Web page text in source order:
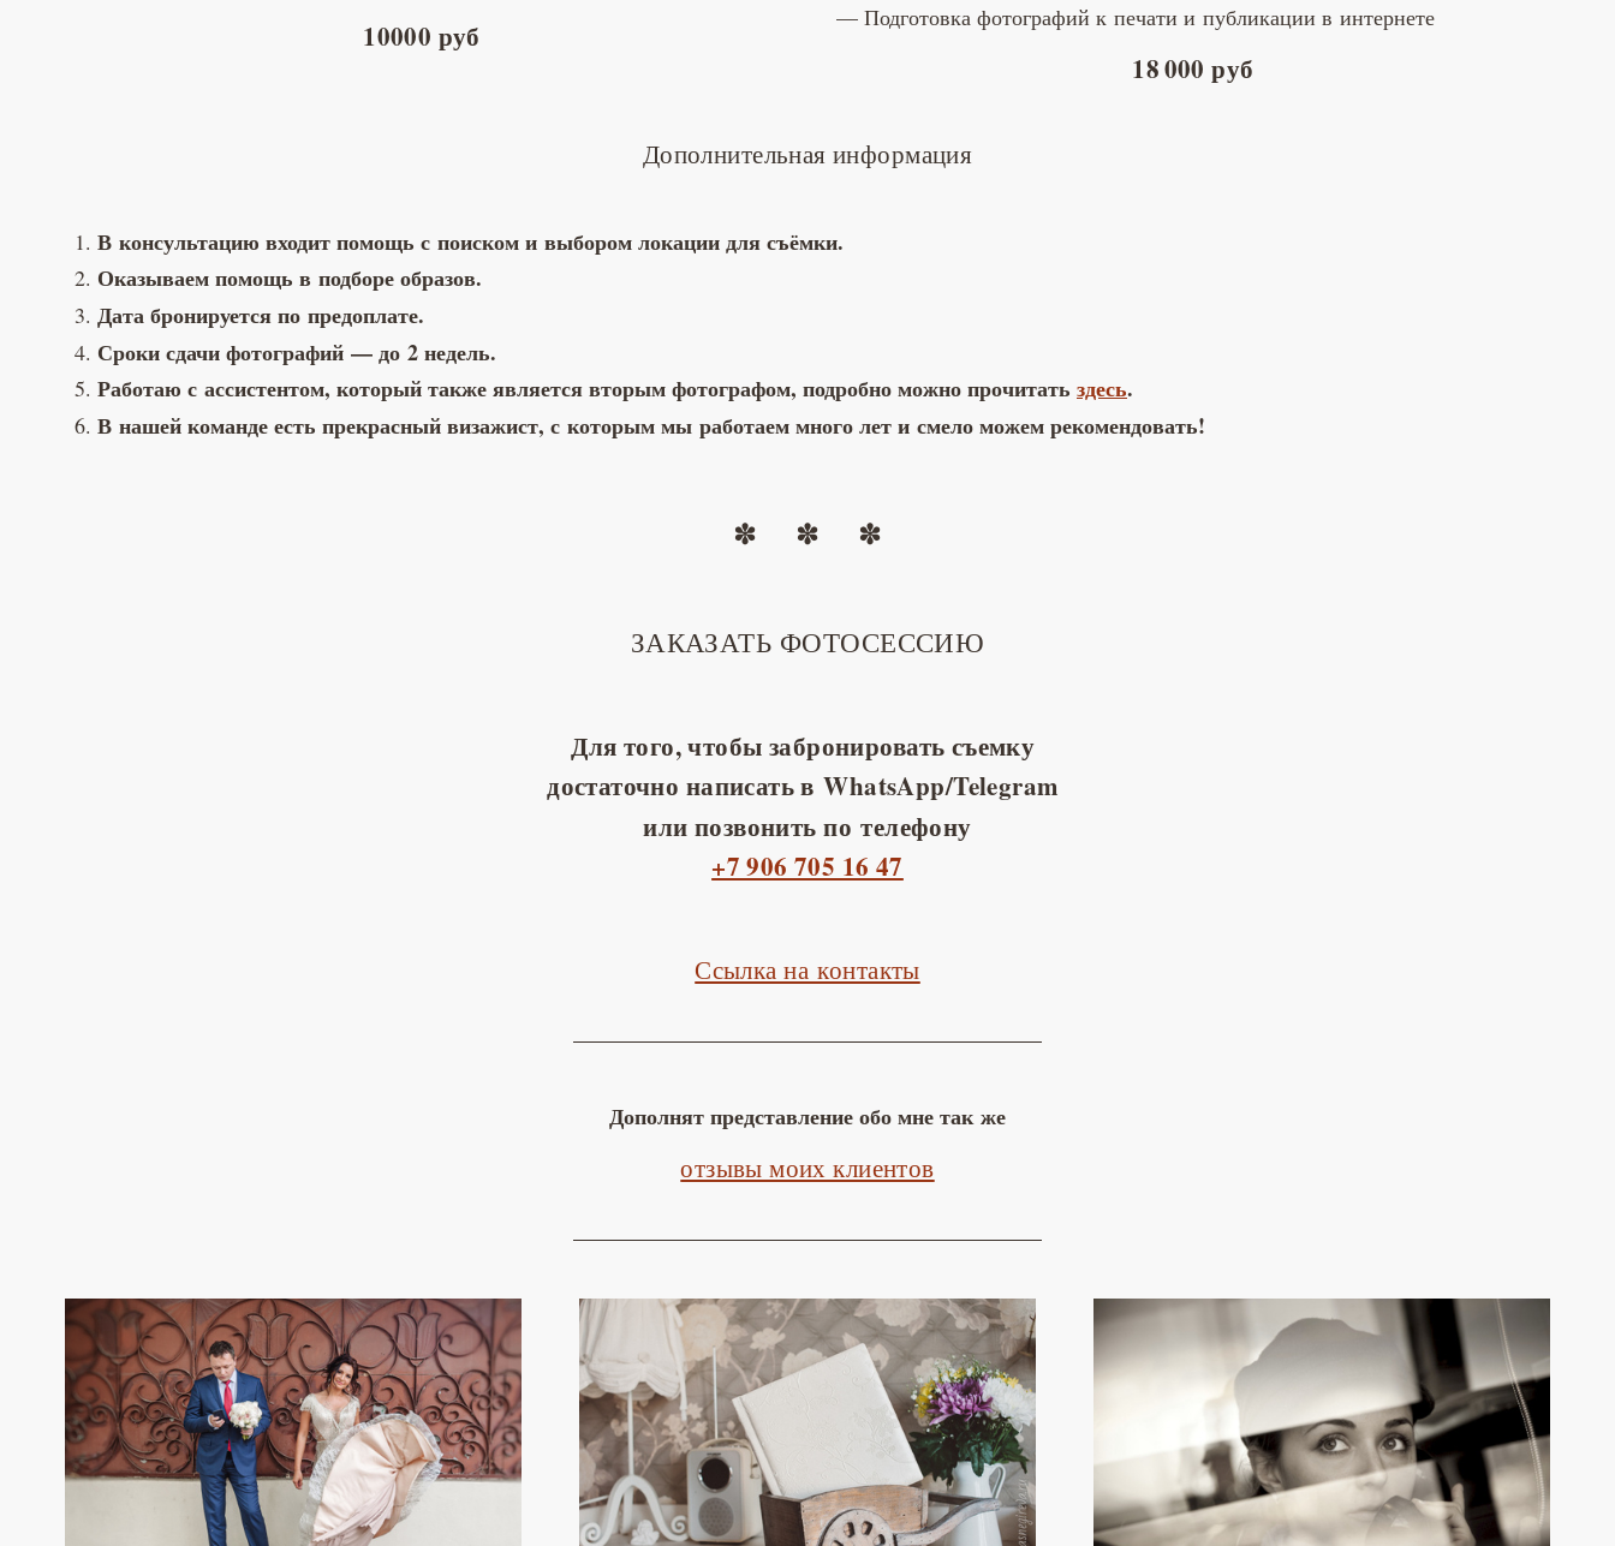
10000 руб
Подготовка фотографий к печати и публикации в интернете
18 000 руб
Дополнительная информация
В консультацию входит помощь с поиском и выбором локации для съёмки.
Оказываем помощь в подборе образов.
Дата бронируется по предоплате.
Сроки сдачи фотографий — до 2 недель.
Работаю с ассистентом, который также является вторым фотографом, подробно можно прочитать здесь.
В нашей команде есть прекрасный визажист, с которым мы работаем много лет и смело можем рекомендовать!
ЗАКАЗАТЬ ФОТОСЕССИЮ
Для того, чтобы забронировать съемку
достаточно написать в WhatsApp/Telegram
или позвонить по телефону
+7 906 705 16 47
Ссылка на контакты
Дополнят представление обо мне так же
отзывы моих клиентов